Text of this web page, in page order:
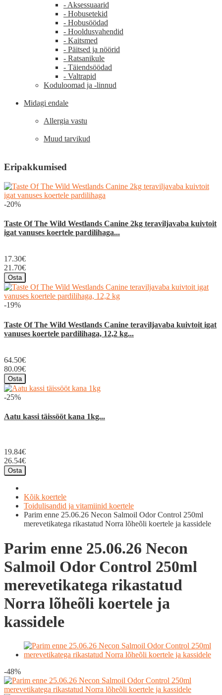
- Aksessuaarid
- Hobusetekid
- Hobusöödad
- Hooldusvahendid
- Kaitsmed
- Päitsed ja nöörid
- Ratsanikule
- Täiendsöödad
- Valtrapid
Koduloomad ja -linnud
Midagi endale
Allergia vastu
Muud tarvikud
Eripakkumised
-20%
Taste Of The Wild Westlands Canine 2kg teraviljavaba kuivtoit
igat vanuses koertele pardilihaga...
17.30€
21.70€
Osta
-19%
Taste Of The Wild Westlands Canine teraviljavaba kuivtoit igat
vanuses koertele pardilihaga, 12,2 kg...
64.50€
80.09€
Osta
-25%
Aatu kassi täissööt kana 1kg...
19.84€
26.54€
Osta
Kõik koertele
Toidulisandid ja vitamiinid koertele
Parim enne 25.06.26 Necon Salmoil Odor Control 250ml
merevetikatega rikastatud Norra lõheõli koertele ja kassidele
Parim enne 25.06.26 Necon
Salmoil Odor Control 250ml
merevetikatega rikastatud
Norra lõheõli koertele ja
kassidele
-48%